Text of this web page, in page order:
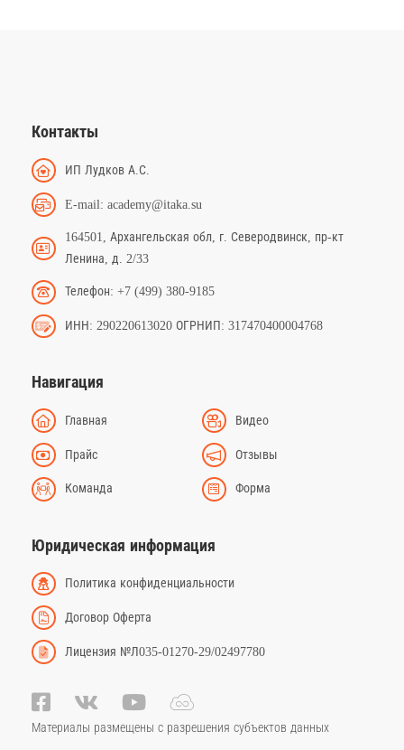
Контакты
ИП Лудков А.С.
E-mail: academy@itaka.su
164501, Архангельская обл, г. Северодвинск, пр-кт
Ленина, д. 2/33
Телефон: +7 (499) 380-9185
ИНН: 290220613020 ОГРНИП: 317470400004768
Навигация
Главная Видео
Прайс Отзывы
Команда Форма
Юридическая информация
Политика конфиденциальности
Договор Оферта
Лицензия №Л035-01270-29/02497780
Материалы размещены с разрешения субъектов данных